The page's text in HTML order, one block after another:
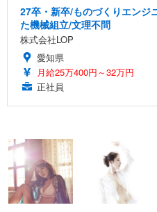
27卒・新卒/ものづくりエンジ
た機械組立/文理不問
株式会社LOP
愛知県
月給25万400円～32万円
正社員